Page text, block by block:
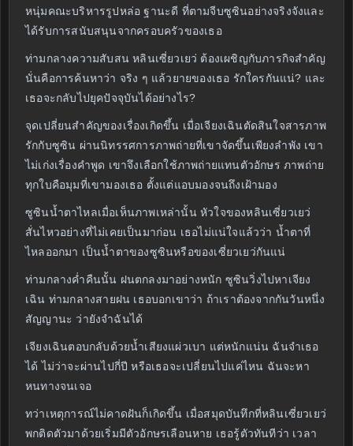
หนุ่มคณะบริหารรูปหล่อ ฐานะดี ที่ตามจีบซูซินอย่างจริงจังและ
ได้รับการสนับสนุนจากครอบครัวของเธอ
ท่ามกลางความสับสน หลินเซี่ยวเยว่ ต้องเผชิญกับภารกิจสำคัญ
นั่นคือการค้นหาว่า จริง ๆ แล้วยายของเธอ รักใครกันแน่? และ
เธอจะกลับไปยุคปัจจุบันได้อย่างไร?
จุดเปลี่ยนสำคัญของเรื่องเกิดขึ้น เมื่อเจียงเฉินตัดสินใจสารภาพ
รักกับซูซิน ผ่านนิทรรศการภาพถ่ายที่เขาจัดขึ้นเพียงลำพัง เขา
ไม่เก่งเรื่องคำพูด เขาจึงเลือกใช้ภาพถ่ายแทนตัวอักษร ภาพถ่าย
ทุกใบคือมุมที่เขามองเธอ ตั้งแต่แอบมองจนถึงเฝ้ามอง
ซูซินน้ำตาไหลเมื่อเห็นภาพเหล่านั้น หัวใจของหลินเซี่ยวเยว่
สั่นไหวอย่างที่ไม่เคยเป็นมาก่อน เธอไม่แน่ใจแล้วว่า น้ำตาที่
ไหลออกมา เป็นน้ำตาของซูซินหรือของเซี่ยวเยว่กันแน่
ท่ามกลางค่ำคืนนั้น ฝนตกลงมาอย่างหนัก ซูซินวิ่งไปหาเจียง
เฉิน ท่ามกลางสายฝน เธอบอกเขาว่า ถ้าเราต้องจากกันวันหนึ่ง
สัญญานะ ว่ายังจำฉันได้
เจียงเฉินตอบกลับด้วยน้ำเสียงแผ่วเบา แต่หนักแน่น ฉันจำเธอ
ได้ ไม่ว่าจะผ่านไปกี่ปี หรือเธอจะเปลี่ยนไปแค่ไหน ฉันจะหา
หนทางจนเจอ
ทว่าเหตุการณ์ไม่คาดฝันก็เกิดขึ้น เมื่อสมุดบันทึกที่หลินเซี่ยวเยว่
พกติดตัวมาด้วยเริ่มมีตัวอักษรเลือนหาย เธอรู้ตัวทันทีว่า เวลา